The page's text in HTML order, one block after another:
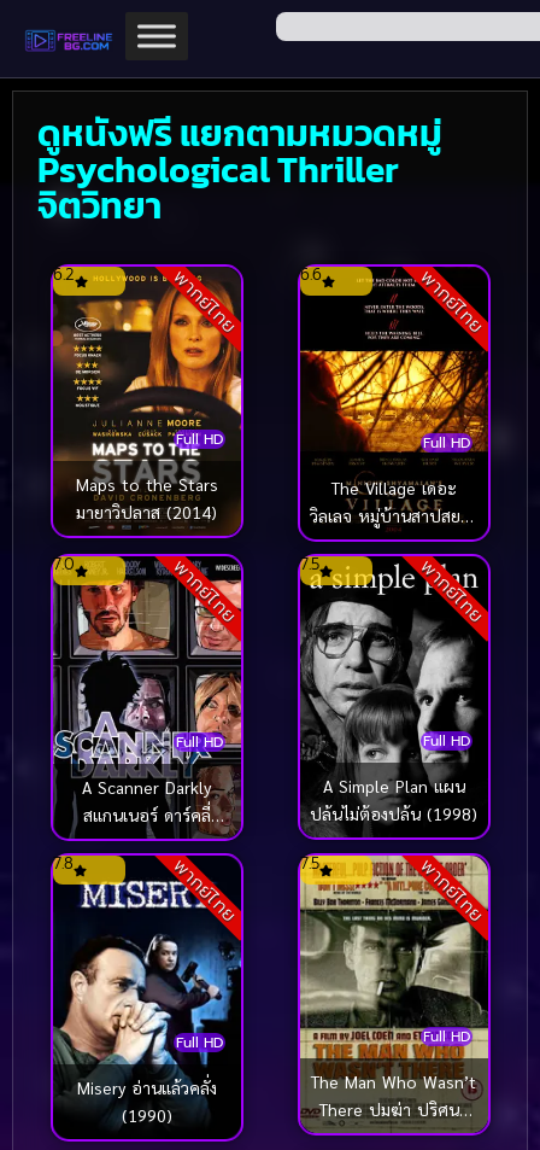
ดูหนังฟรี แยกตามหมวดหมู่
Psychological Thriller
จิตวิทยา
พากย์ไทย
Full HD
6.2
Maps to the Stars
มายาวิปลาส (2014)
พากย์ไทย
Full HD
6.6
The Village เดอะ
วิลเลจ หมู่บ้านสาปสยอง
(2004)
พากย์ไทย
Full HD
7.0
A Scanner Darkly
สแกนเนอร์ ดาร์คลี่
(2006)
พากย์ไทย
Full HD
7.5
A Simple Plan แผน
ปล้นไม่ต้องปล้น (1998)
พากย์ไทย
Full HD
7.8
Misery อ่านแล้วคลั่ง
(1990)
พากย์ไทย
Full HD
7.5
The Man Who Wasn’t
There ปมฆ่า ปริศนา
อำพราง (2001)